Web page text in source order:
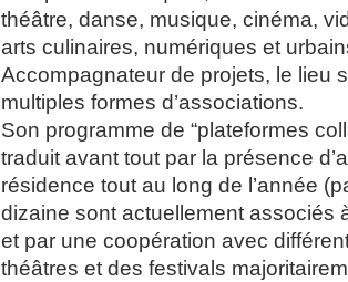
théâtre, danse, musique, cinéma,
arts culinaires, numériques et
Accompagnateur de projets, le lieu
multiples formes d’associations.
Son programme de “plateformes
traduit avant tout par la présence
résidence tout au long de l’année
dizaine sont actuellement associés
et par une coopération avec
théâtres et des festivals